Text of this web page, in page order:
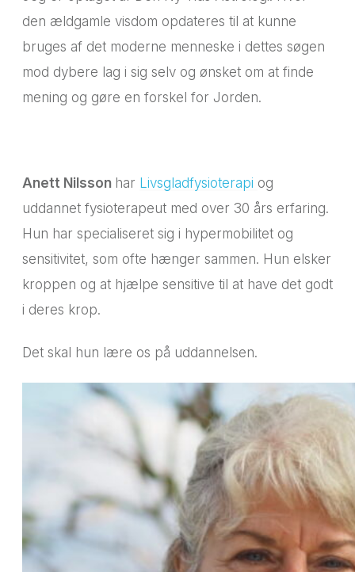
den ældgamle visdom opdateres til at kunne
bruges af det moderne menneske i dettes søgen
mod dybere lag i sig selv og ønsket om at finde
mening og gøre en forskel for Jorden.
Anett Nilsson har Livsgladfysioterapi og
uddannet fysioterapeut med over 30 års erfaring.
Hun har specialiseret sig i hypermobilitet og
sensitivitet, som ofte hænger sammen. Hun elsker
kroppen og at hjælpe sensitive til at have det godt
i deres krop.
Det skal hun lære os på uddannelsen.